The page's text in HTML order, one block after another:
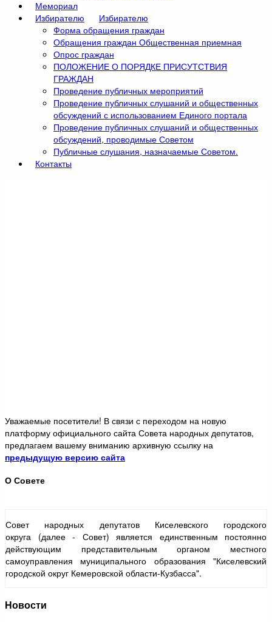
Мемориал
Избирателю
Избирателю
Форма обращения граждан
Обращения граждан Общественная приемная
Опрос граждан
ПОЛОЖЕНИЕ О ПОРЯДКЕ ПРИСУТСТВИЯ
ГРАЖДАН
Проведение публичных мероприятий
Проведение публичных слушаний и общественных
обсуждений с использованием Единого портала
Проведение публичных слушаний и общественных
обсуждений, проводимые Советом
Публичные слушания, назначаемые Советом.
Контакты
Уважаемые посетители! В связи с переходом на новую
платформу официального сайта Совета народных депутатов,
предлагаем вашему вниманию архивную ссылку на
предыдущую версию сайта
О Совете
Совет народных депутатов Киселевского городского
округа (далее - Совет) является единственным постоянно
действующим представительным органом местного
самоуправления муниципального образования "Киселевский
городской округ Кемеровской области-Кузбасса".
Новости